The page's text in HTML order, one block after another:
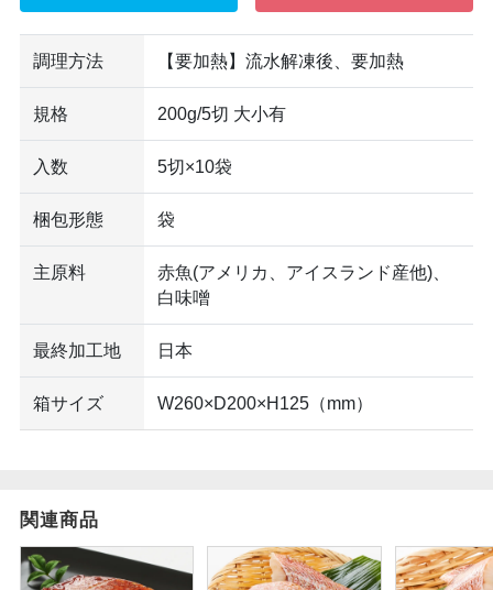
調理方法 【要加熱】流水解凍後、要加熱
規格 200g/5切 大小有
入数 5切×10袋
梱包形態 袋
主原料
赤魚(アメリカ、アイスランド産他)、
白味噌
最終加工地 日本
箱サイズ W260×D200×H125（mm）
関連商品